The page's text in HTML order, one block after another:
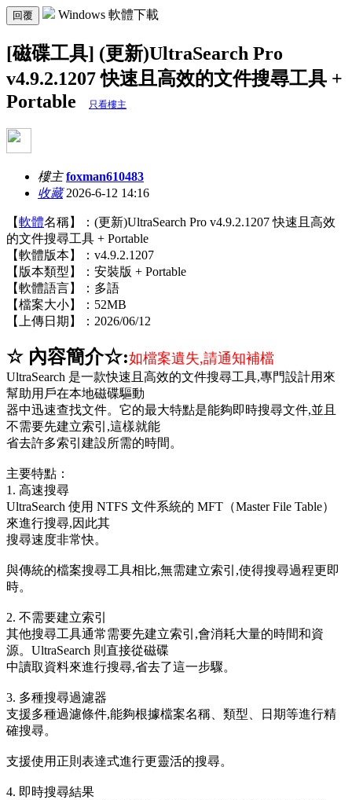
回覆 Windows 軟體下載
[磁碟工具] (更新)UltraSearch Pro
v4.9.2.1207 快速且高效的文件搜尋工具 +
Portable
只看樓主
樓主 foxman610483
收藏2026-6-12 14:16
【軟體名稱】：(更新)UltraSearch Pro v4.9.2.1207 快速且高效
的文件搜尋工具 + Portable
【軟體版本】：v4.9.2.1207
【版本類型】：安裝版 + Portable
【軟體語言】：多語
【檔案大小】：52MB
【上傳日期】：2026/06/12
☆ 內容簡介☆:如檔案遺失,請通知補檔
UltraSearch 是一款快速且高效的文件搜尋工具,專門設計用來
幫助用戶在本地磁碟驅動
器中迅速查找文件。它的最大特點是能夠即時搜尋文件,並且
不需要先建立索引,這樣就能
省去許多索引建設所需的時間。
主要特點：
1. 高速搜尋
UltraSearch 使用 NTFS 文件系統的 MFT（Master File Table）
來進行搜尋,因此其
搜尋速度非常快。
與傳統的檔案搜尋工具相比,無需建立索引,使得搜尋過程更即
時。
2. 不需要建立索引
其他搜尋工具通常需要先建立索引,會消耗大量的時間和資
源。UltraSearch 則直接從磁碟
中讀取資料來進行搜尋,省去了這一步驟。
3. 多種搜尋過濾器
支援多種過濾條件,能夠根據檔案名稱、類型、日期等進行精
確搜尋。
支援使用正則表達式進行更靈活的搜尋。
4. 即時搜尋結果